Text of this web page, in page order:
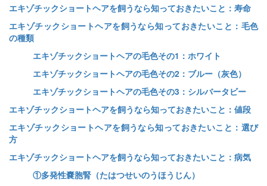
エキゾチックショートヘアを飼うなら知っておきたいこと：寿命
エキゾチックショートヘアを飼うなら知っておきたいこと：毛色
の種類
エキゾチックショートヘアの毛色その1：ホワイト
エキゾチックショートヘアの毛色その2：ブルー（灰色）
エキゾチックショートヘアの毛色その3：シルバータビー
エキゾチックショートヘアを飼うなら知っておきたいこと：値段
エキゾチックショートヘアを飼うなら知っておきたいこと：選び
方
エキゾチックショートヘアを飼うなら知っておきたいこと：病気
①多発性嚢胞腎（たはつせいのうほうじん）